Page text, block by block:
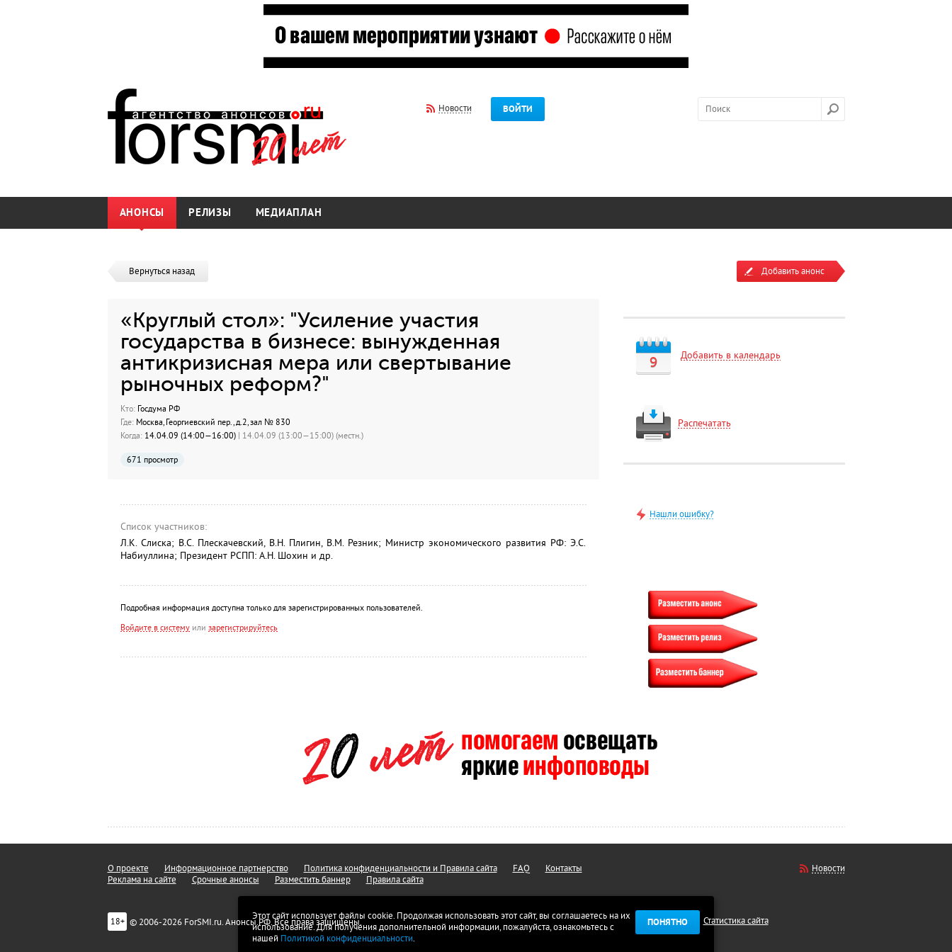
Новости ВОЙТИ
АНОНСЫ РЕЛИЗЫ МЕДИАПЛАН
Вернуться назад
«Круглый стол»: "Усиление участия
государства в бизнесе: вынужденная
антикризисная мера или свертывание
рыночных реформ?"
Кто:Госдума РФ
Где:Москва, Георгиевский пер., д.2, зал № 830
Когда:14.04.09 (14:00—16:00) | 14.04.09 (13:00—15:00) (местн.)
671 просмотр
Список участников:
Л.К. Слиска; В.С. Плескачевский, В.Н. Плигин, В.М. Резник; Министр экономического развития РФ: Э.С.
Набиуллина; Президент РСПП: А.Н. Шохин и др.
Подробная информация доступна только для зарегистрированных пользователей.
Войдите в системуили зарегистрируйтесь
Добавить анонс
9 Добавить в календарь
Распечатать
Нашли ошибку?
Этот сайт использует файлы cookie. Продолжая использовать этот сайт, вы соглашаетесь на их
использование. Для получения дополнительной информации, пожалуйста, ознакомьтесь с
нашей Политикой конфиденциальности.
ПОНЯТНО
О проекте Информационное партнерство Политика конфиденциальности и Правила сайта FAQ
Контакты
Реклама на сайте
Срочные анонсы Разместить баннер Правила сайта
18+ © 2006-2026 ForSMI.ru. Анонсы.РФ. Все права защищены.
Новости
Статистика сайта